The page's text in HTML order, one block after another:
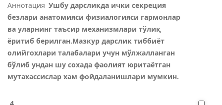
Аннотация Ушбу дарсликда ички секреция
безлари анатомияси физиалогияси гармонлар
ва уларнинг таъсир механизмлари тўлиқ
ёритиб берилган.Мазкур дарслик тиббиёт
олийгохлари талабалари учун мўлжалланган
бўлиб ундан шу сохада фаолият юритаётган
мутахассислар хам фойдаланишлари мумкин.